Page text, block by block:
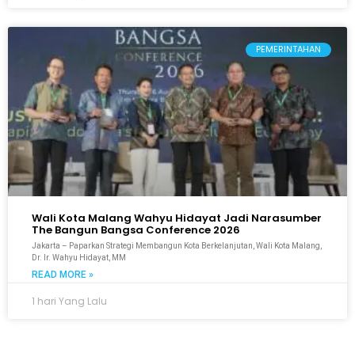
PEMERINTAHAN
Wali Kota Malang Wahyu Hidayat Jadi Narasumber
The Bangun Bangsa Conference 2026
Jakarta – Paparkan Strategi Membangun Kota Berkelanjutan, Wali Kota Malang,
Dr. Ir. Wahyu Hidayat, MM
READ MORE »
1 hari Yang Lalu